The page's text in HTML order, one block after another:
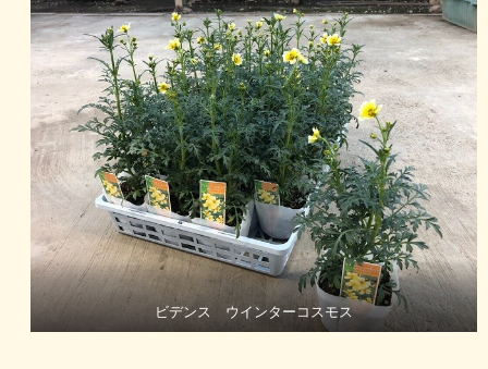
ビデンス ウインターコスモス